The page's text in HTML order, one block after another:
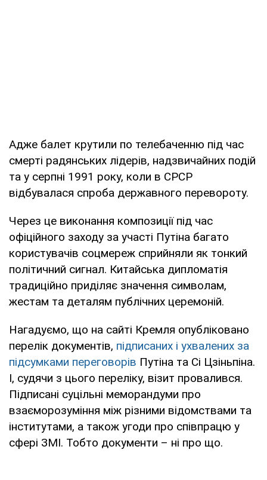
Адже балет крутили по телебаченню під час
смерті радянських лідерів, надзвичайних подій
та у серпні 1991 року, коли в СРСР
відбувалася спроба державного перевороту.
Через це виконання композиції під час
офіційного заходу за участі Путіна багато
користувачів соцмереж сприйняли як тонкий
політичний сигнал. Китайська дипломатія
традиційно приділяє значення символам,
жестам та деталям публічних церемоній.
Нагадуємо, що на сайті Кремля опубліковано
перелік документів, підписаних і ухвалених за
підсумками переговорів Путіна та Сі Цзіньпіна.
І, судячи з цього переліку, візит провалився.
Підписані суцільні меморандуми про
взаєморозуміння між різними відомствами та
інститутами, а також угоди про співпрацю у
сфері ЗМІ. Тобто документи – ні про що.